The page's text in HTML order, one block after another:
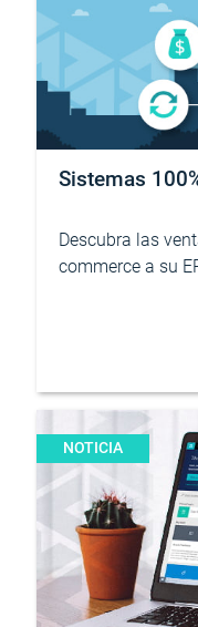
Sistemas
Descubra las
commerce a su
NOTICIA